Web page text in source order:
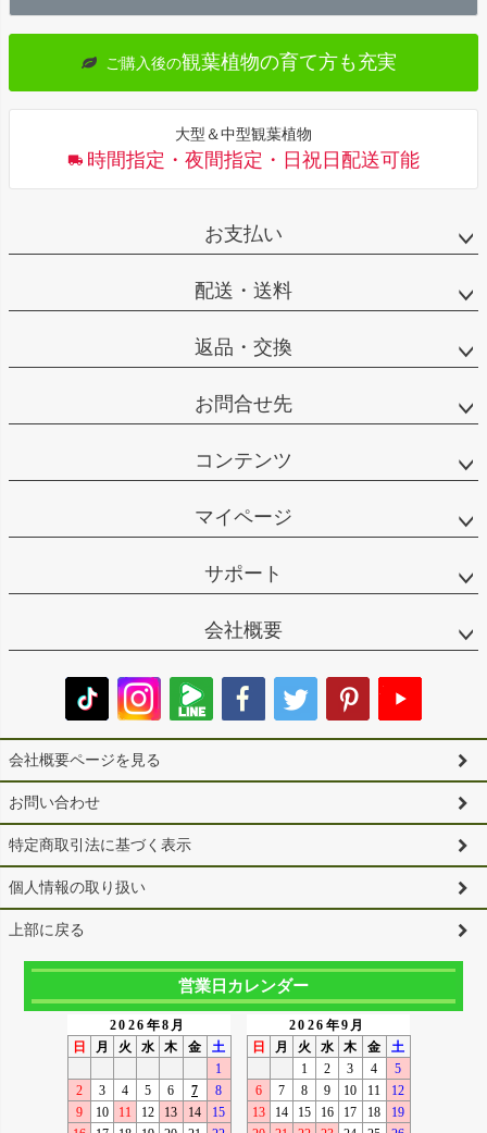
へ
ご購入後の観葉植物の育て方も充実
大型＆中型観葉植物
時間指定・夜間指定・日祝日配送可能
お支払い
配送・送料
返品・交換
お問合せ先
コンテンツ
マイページ
サポート
会社概要
会社概要ページを見る
お問い合わせ
特定商取引法に基づく表示
個人情報の取り扱い
上部に戻る
営業日カレンダー